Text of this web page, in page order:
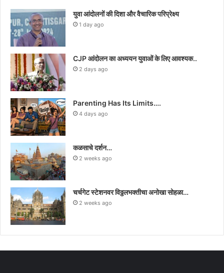
युवा आंदोलनों की दिशा और वैचारिक परिप्रेक्ष्य
1 day ago
CJP आंदोलन का अध्ययन युवाओं के लिए आवश्यक..
2 days ago
Parenting Has Its Limits….
4 days ago
कळसाचे दर्शन…
2 weeks ago
चर्चगेट स्टेशनवर विठ्ठलभक्तीचा अनोखा सोहळा…
2 weeks ago